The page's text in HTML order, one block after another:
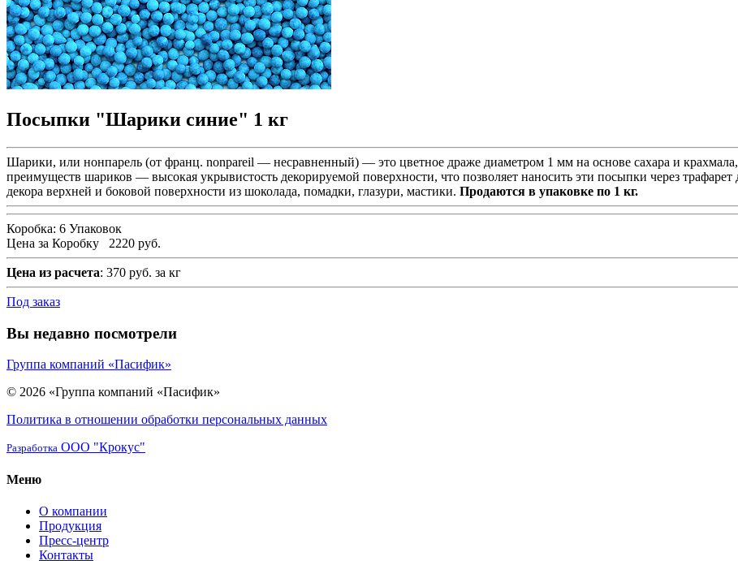
Посыпки "Шарики синие" 1 кг
Шарики, или нонпарель (от франц. nonpareil — несравненный) — это цветное драже диаметром 1 мм на основе сахара и
преимуществ шариков — высокая укрывистость декорируемой поверхности, что позволяет наносить эти посыпки через
декора верхней и боковой поверхности из шоколада, помадки, глазури, мастики. Продаются в упаковке по 1 кг.
Коробка: 6 Упаковок
Цена за Коробку
2220 руб.
Цена из расчета: 370 руб. за кг
Под заказ
Вы недавно посмотрели
Группа компаний «Пасифик»
© 2026 «Группа компаний «Пасифик»
Политика в отношении обработки персональных данных
Разработка ООО "Крокус"
Меню
О компании
Продукция
Пресс-центр
Контакты